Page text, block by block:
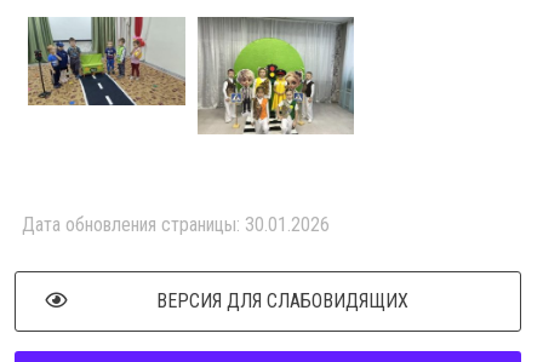
Дата обновления страницы: 30.01.2026
ВЕРСИЯ ДЛЯ СЛАБОВИДЯЩИХ